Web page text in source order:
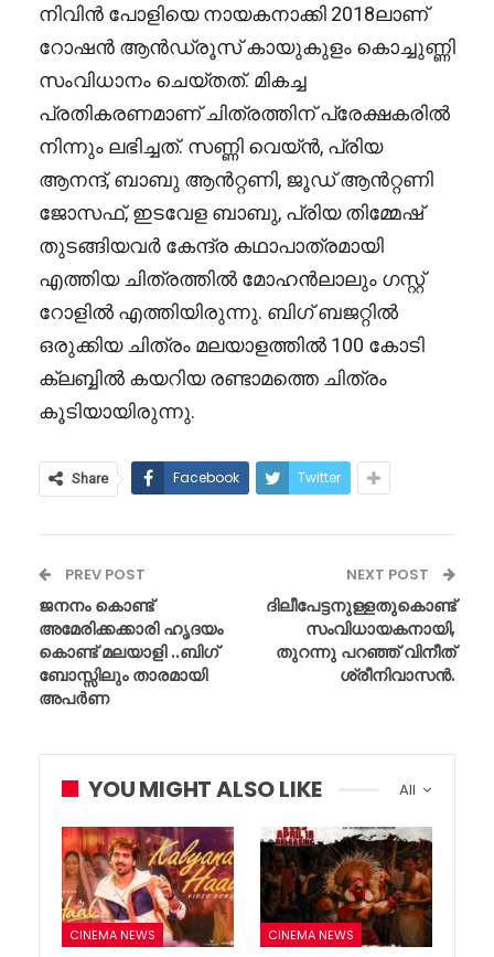
നിവിൻ പോളിയെ നായകനാക്കി 2018ലാണ്
റോഷൻ ആൻഡ്രൂസ് കായുകുളം കൊച്ചുണ്ണി
സംവിധാനം ചെയ്തത്. മികച്ച
പ്രതികരണമാണ് ചിത്രത്തിന് പ്രേക്ഷകരിൽ
നിന്നും ലഭിച്ചത്. സണ്ണി വെയ്ൻ, പ്രിയ
ആനന്ദ്, ബാബു ആൻറ്റണി, ജൂഡ് ആൻറ്റണി
ജോസഫ്, ഇടവേള ബാബു, പ്രിയ തിമ്മേഷ്
തുടങ്ങിയവർ കേന്ദ്ര കഥാപാത്രമായി
എത്തിയ ചിത്രത്തിൽ മോഹൻലാലും ഗസ്റ്റ്
റോളിൽ എത്തിയിരുന്നു. ബിഗ് ബജറ്റിൽ
ഒരുക്കിയ ചിത്രം മലയാളത്തിൽ 100 കോടി
ക്ലബ്ബിൽ കയറിയ രണ്ടാമത്തെ ചിത്രം
കൂടിയായിരുന്നു.
Share Facebook Twitter
PREV POST
ജനനം കൊണ്ട്
അമേരിക്കക്കാരി ഹൃദയം
കൊണ്ട് മലയാളി ..ബിഗ്
ബോസ്സിലും താരമായി
അപർണ
NEXT POST
ദിലീപേട്ടനുള്ളതുകൊണ്ട്
സംവിധായകനായി,
തുറന്നു പറഞ്ഞ് വിനീത്
ശ്രീനിവാസൻ.
All
YOU MIGHT ALSO LIKE
CINEMA NEWS CINEMA NEWS